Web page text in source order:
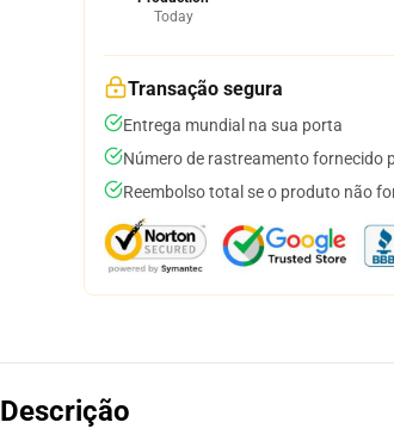
Today
Transação segura
Entrega mundial na sua porta
Número de rastreamento fornecido
Reembolso total se o produto não
Descrição